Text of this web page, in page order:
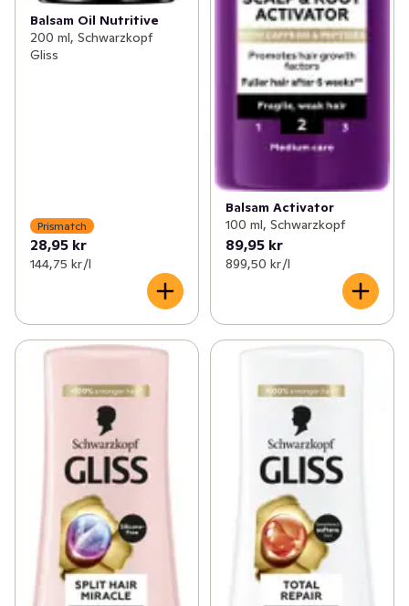
Balsam Oil Nutritive
200 ml, Schwarzkopf
Gliss
Prismatch
28,95 kr
144,75 kr /l
Balsam Activator
100 ml, Schwarzkopf
89,95 kr
899,50 kr /l